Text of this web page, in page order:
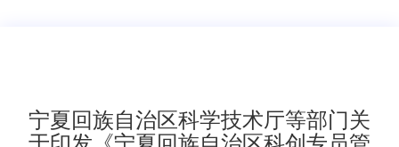
宁夏回族自治区科学技术厅等部门关